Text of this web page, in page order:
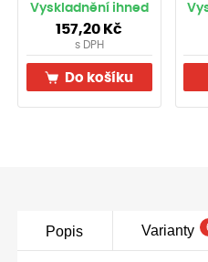
Vyskladnění ihned
157,20 Kč
s DPH
Do košíku
Popis Varianty